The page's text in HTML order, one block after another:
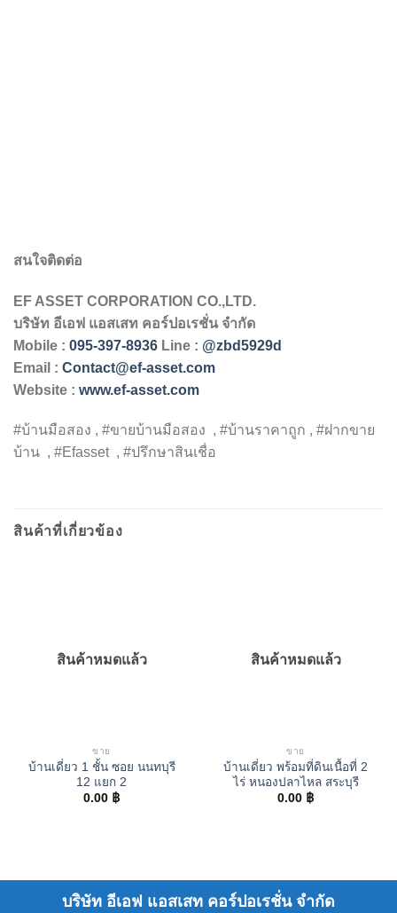
สนใจติดต่อ
EF ASSET CORPORATION CO.,LTD.
บริษัท อีเอฟ แอสเสท คอร์ปอเรชั่น จำกัด
Mobile : 095-397-8936 Line : @zbd5929d
Email : Contact@ef-asset.com
Website : www.ef-asset.com
#บ้านมือสอง , #ขายบ้านมือสอง , #บ้านราคาถูก , #ฝากขาย
บ้าน , #Efasset , #ปรึกษาสินเชื่อ
สินค้าที่เกี่ยวข้อง
สินค้าหมดแล้ว
ขาย
บ้านเดี่ยว 1 ชั้น ซอย นนทบุรี
12 แยก 2
0.00 ฿
สินค้าหมดแล้ว
ขาย
บ้านเดี่ยว พร้อมที่ดินเนื้อที่ 2
ไร่ หนองปลาไหล สระบุรี
0.00 ฿
บริษัท อีเอฟ แอสเสท คอร์ปอเรชั่น จำกัด